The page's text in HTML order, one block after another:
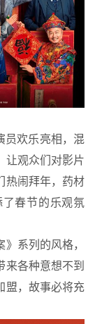
员欢乐亮相，混
让观众们对影片
热闹拜年，药材
春节的乐观氛
系列的风格，
来各种意想不到
盟，故事必将充